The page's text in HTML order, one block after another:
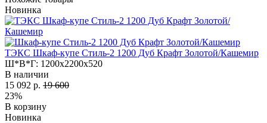
Новинка
ТЭКС Шкаф-купе Стиль-2 1200 Дуб Крафт Золотой/Кашемир
Ш*В*Г: 1200x2200x520
В наличии
15 092 р. 19 600
23%
В корзину
Новинка